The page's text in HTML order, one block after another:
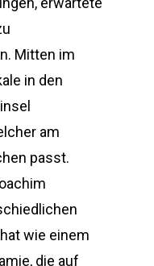
Mitten im
in den
am
passt.
wie einem
die auf